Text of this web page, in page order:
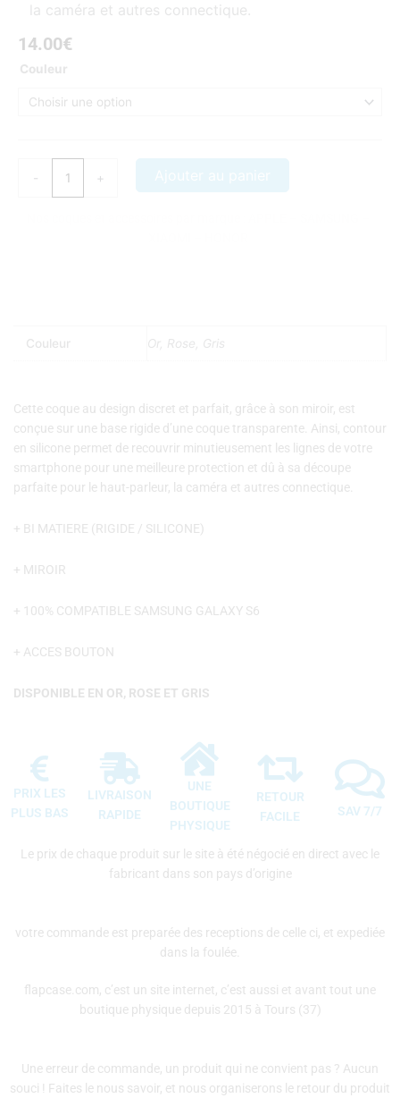
la caméra et autres connectique.
14.00€
Couleur
-
quantité
coque
+
Couleur Or, Rose, Gris
Cette coque au design discret et parfait, grâce à son miroir, est
conçue sur une base rigide d ’une coque transparente. Ainsi, contour
en silicone permet de recouvrir minutieusement les lignes de votre
smartphone pour une meilleure protection et dû à sa d écoupe
parfaite pour le haut-parleur, la caméra et autres connectique.
+ BI MATIERE (RIGIDE / SILICONE)
+ MIROIR
+ 100% COMPATIBLE SAMSUNG GALAXY S6
+ ACCES BOUTON
DISPONIBLE EN OR, ROSE ET GRIS
PRIX LES
PLUS BAS
LIVRAISON
RAPIDE
UNE
BOUTIQUE
PHYSIQUE
RETOUR
FACILE
SAV 7/7
Le prix de chaque produit sur le site à été négocié en direct avec le
fabricant dans son pays d’origine
votre commande est preparée des receptions de celle ci, et expediée
dans la foulée.
flapcase.com, c’est un site internet, c’est aussi et avant tout une
boutique physique depuis 2015 à Tours (37)
Une erreur de commande, un produit qui ne convient pas ? Aucun
souci ! Faites le nous savoir, et nous organiserons le retour du produit